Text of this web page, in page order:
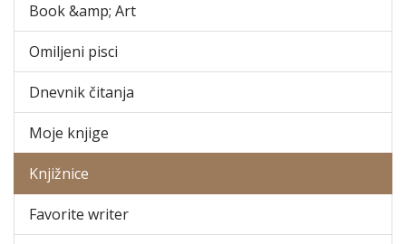
Book &amp; Art
Omiljeni pisci
Dnevnik čitanja
Moje knjige
Knjižnice
Favorite writer